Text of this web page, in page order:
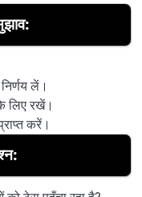
लें।
लिए रखें।
करें।